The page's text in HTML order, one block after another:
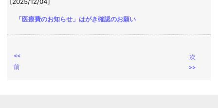
「医療費のお知らせ」はがき確認のお願い
<<
前
次
>>